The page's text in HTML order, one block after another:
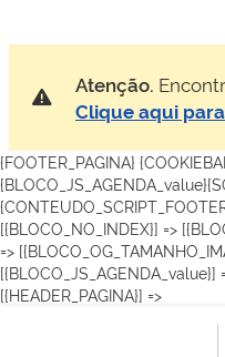
Atenção.
Clique aqui
{FOOTER_PAGINA}
[{BLOCO_NO_INDEX}] =>
=>
[{BLOCO_JS_AGENDA_value}]
[{HEADER_PAGINA}] =>